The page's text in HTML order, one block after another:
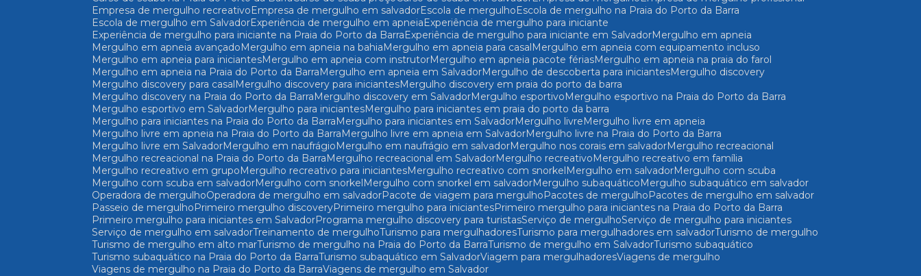
Empresa de mergulho recreativo
Empresa de mergulho em salvador Escola de mergulho
Escola de mergulho na Praia do Porto da Barra
Escola de mergulho em Salvador Experiência de mergulho em apneia
Experiência de mergulho para iniciante
Experiência de mergulho para iniciante na Praia do Porto da Barra
Experiência de mergulho para iniciante em Salvador
Mergulho em apneia
Mergulho em apneia avançado
Mergulho em apneia na bahia Mergulho em apneia para casal
Mergulho em apneia com equipamento incluso
Mergulho em apneia para iniciantes
Mergulho em apneia com instrutor Mergulho em apneia pacote férias
Mergulho em apneia na praia do farol
Mergulho em apneia na Praia do Porto da Barra
Mergulho em apneia em Salvador Mergulho de descoberta para iniciantes
Mergulho discovery
Mergulho discovery para casal
Mergulho discovery para iniciantes
Mergulho discovery em praia do porto da barra
Mergulho discovery na Praia do Porto da Barra
Mergulho discovery em Salvador Mergulho esportivo
Mergulho esportivo na Praia do Porto da Barra
Mergulho esportivo em Salvador
Mergulho para iniciantes
Mergulho para iniciantes em praia do porto da barra
Mergulho para iniciantes na Praia do Porto da Barra
Mergulho para iniciantes em Salvador Mergulho livre
Mergulho livre em apneia
Mergulho livre em apneia na Praia do Porto da Barra
Mergulho livre em apneia em Salvador
Mergulho livre na Praia do Porto da Barra
Mergulho livre em Salvador
Mergulho em naufrágio Mergulho em naufrágio em salvador Mergulho nos corais em salvador
Mergulho recreacional
Mergulho recreacional na Praia do Porto da Barra
Mergulho recreacional em Salvador Mergulho recreativo
Mergulho recreativo em família
Mergulho recreativo em grupo
Mergulho recreativo para iniciantes Mergulho recreativo com snorkel Mergulho em salvador
Mergulho com scuba
Mergulho com scuba em salvador
Mergulho com snorkel Mergulho com snorkel em salvador Mergulho subaquático
Mergulho subaquático em salvador
Operadora de mergulho
Operadora de mergulho em salvador Pacote de viagem para mergulho Pacotes de mergulho
Pacotes de mergulho em salvador
Passeio de mergulho
Primeiro mergulho discovery Primeiro mergulho para iniciantes
Primeiro mergulho para iniciantes na Praia do Porto da Barra
Primeiro mergulho para iniciantes em Salvador
Programa mergulho discovery para turistas Serviço de mergulho Serviço de mergulho para iniciantes
Serviço de mergulho em salvador Treinamento de mergulho Turismo para mergulhadores Turismo para mergulhadores em salvador Turismo de mergulho
Turismo de mergulho em alto mar Turismo de mergulho na Praia do Porto da Barra Turismo de mergulho em Salvador Turismo subaquático
Turismo subaquático na Praia do Porto da Barra Turismo subaquático em Salvador Viagem para mergulhadores Viagens de mergulho
Viagens de mergulho na Praia do Porto da Barra Viagens de mergulho em Salvador